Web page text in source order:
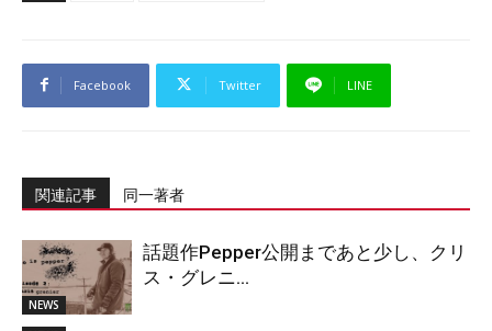
Facebook Twitter LINE
関連記事 同一著者
NEWS
話題作Pepper公開まであと少し、クリ
ス・グレニ...